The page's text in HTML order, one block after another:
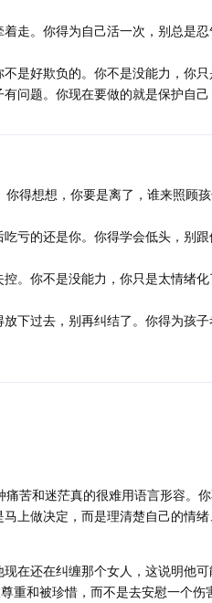
走。你得为自己活一次，别总是
是好欺负的。你不是没能力，你只
问题。你现在要做的就是保护自己
得想想，你要是离了，谁来照顾
亏的还是你。你得学会低头，别
。你不是没能力，你只是太情绪化
下过去，别再纠结了。你得为孩
苦和迷茫真的很难用语言形容。
上做决定，而是理清楚自己的情
在还在纠缠那个女人，这说明他
重和被珍惜，而不是去安慰一个伤